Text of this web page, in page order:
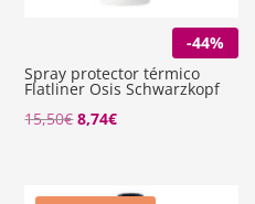
-44%
Spray protector térmico
Flatliner Osis Schwarzkopf
15,50€El
8,74€El